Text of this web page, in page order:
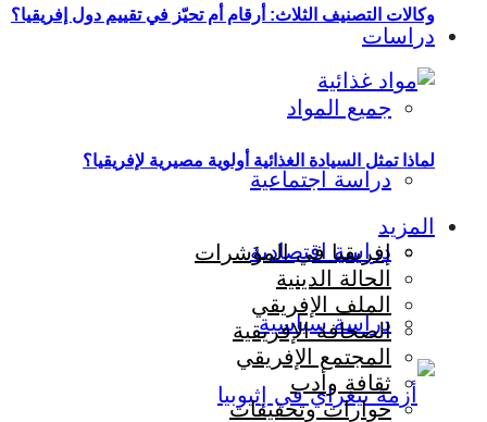
دراسات
جميع المواد
دراسة اجتماعية
دراسة اقتصادية
دراسة سياسية
وكالات التصنيف الثلاث: أرقام أم تحيّز في تقييم دول إفريقيا؟
لماذا تمثل السيادة الغذائية أولوية مصيرية لإفريقيا؟
المزيد
إفريقيا في المؤشرات
الحالة الدينية
الملف الإفريقي
الصحافة الإفريقية
المجتمع الإفريقي
ثقافة وأدب
حوارات وتحقيقات